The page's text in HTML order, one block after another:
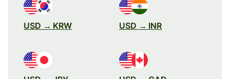
USD → KRW USD → INR